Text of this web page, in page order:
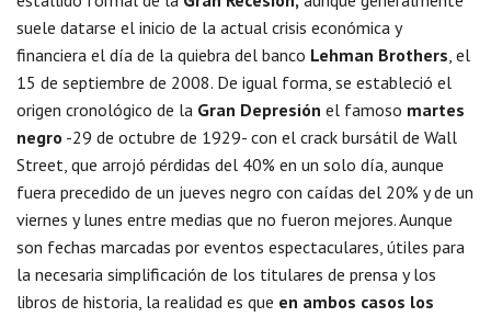
suele datarse el inicio de la actual crisis económica y
financiera el día de la quiebra del banco Lehman Brothers, el
15 de septiembre de 2008. De igual forma, se estableció el
origen cronológico de la Gran Depresión el famoso martes
negro -29 de octubre de 1929- con el crack bursátil de Wall
Street, que arrojó pérdidas del 40% en un solo día, aunque
fuera precedido de un jueves negro con caídas del 20% y de un
viernes y lunes entre medias que no fueron mejores. Aunque
son fechas marcadas por eventos espectaculares, útiles para
la necesaria simplificación de los titulares de prensa y los
libros de historia, la realidad es que en ambos casos los